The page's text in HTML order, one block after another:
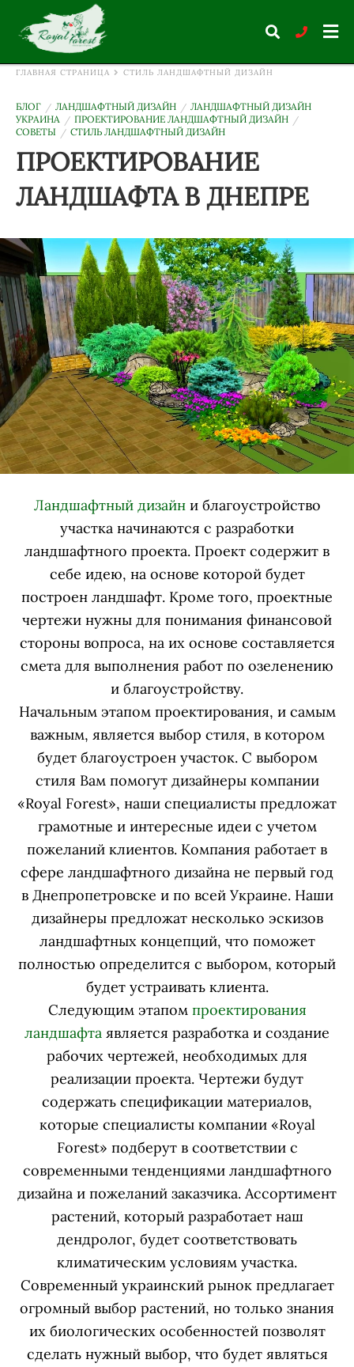
hit
enter:
ГЛАВНАЯ СТРАНИЦА СТИЛЬ ЛАНДШАФТНЫЙ ДИЗАЙН
БЛОГ ЛАНДШАФТНЫЙ ДИЗАЙН
ЛАНДШАФТНЫЙ ДИЗАЙН
УКРАИНА
ПРОЕКТИРОВАНИЕ ЛАНДШАФТНЫЙ ДИЗАЙН
СОВЕТЫ
СТИЛЬ ЛАНДШАФТНЫЙ ДИЗАЙН
ПРОЕКТИРОВАНИЕ
ЛАНДШАФТА В ДНЕПРЕ
Ландшафтный дизайни благоустройство
участка начинаются с разработки
ландшафтного проекта. Проект содержит в
себе идею, на основе которой будет
построен ландшафт. Кроме того, проектные
чертежи нужны для понимания финансовой
стороны вопроса, на их основе составляется
смета для выполнения работ по озеленению
и благоустройству.
Начальным этапом проектирования, и самым
важным, является выбор стиля, в котором
будет благоустроен участок. С выбором
стиля Вам помогут дизайнеры компании
«Royal Forest», наши специалисты предложат
грамотные и интересные идеи с учетом
пожеланий клиентов. Компания работает в
сфере ландшафтного дизайна не первый год
в Днепропетровске и по всей Украине. Наши
дизайнеры предложат несколько эскизов
ландшафтных концепций, что поможет
полностью определится с выбором, который
будет устраивать клиента.
Следующим этапом проектирования
ландшафта является разработка и создание
рабочих чертежей, необходимых для
реализации проекта. Чертежи будут
содержать спецификации материалов,
которые специалисты компании «Royal
Forest» подберут в соответствии с
современными тенденциями ландшафтного
дизайна и пожеланий заказчика. Ассортимент
растений, который разработает наш
дендролог, будет соответствовать
климатическим условиям участка.
Современный украинский рынок предлагает
огромный выбор растений, но только знания
их биологических особенностей позволят
сделать нужный выбор, что будет являться